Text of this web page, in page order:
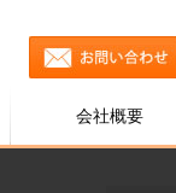
会社概要